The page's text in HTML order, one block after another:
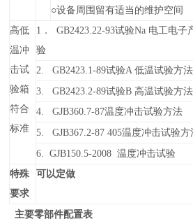
○设备周围留有适当的维护空间
高低
温冲
击试
验箱
符合
标准
1． GB2423.22-93试验Na 电工电
验
2. GB2423.1-89试验A 低温试验方法
3.
GB2423.2-89试验B 高温试验方法
4. GJB360.7-87温度冲击试验方法
5.
GJB367.2-87 405温度冲击试验方
6.GJB150.5-2008 温度冲击试验
特殊
要求
可以定做
主要零部件配置表